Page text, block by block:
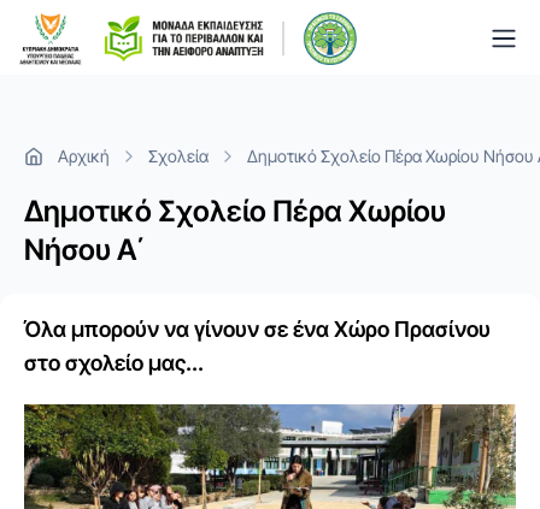
Αρχική Σχολεία Δημοτικό Σχολείο Πέρα Χωρίου Νήσου
Δημοτικό Σχολείο Πέρα Χωρίου
Νήσου Α΄
Όλα μπορούν να γίνουν σε ένα Χώρο Πρασίνου
στο σχολείο μας...